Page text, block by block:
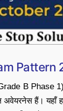
Pattern
B Phase 1)
अवेयरनेस हैं।